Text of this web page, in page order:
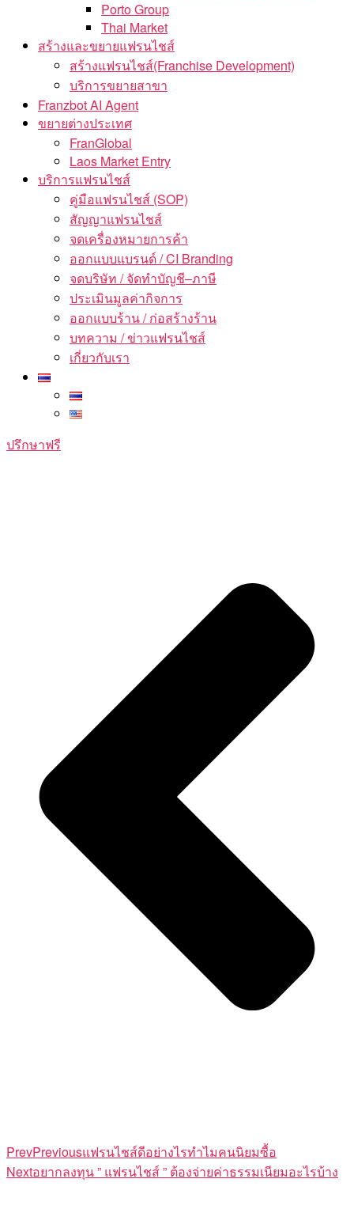
Porto Group
Thai Market
สร้างและขยายแฟรนไชส์
สร้างแฟรนไชส์(Franchise Development)
บริการขยายสาขา
Franzbot AI Agent
ขยายต่างประเทศ
FranGlobal
Laos Market Entry
บริการแฟรนไชส์
คู่มือแฟรนไชส์ (SOP)
สัญญาแฟรนไชส์
จดเครื่องหมายการค้า
ออกแบบแบรนด์ / CI Branding
จดบริษัท / จัดทำบัญชี–ภาษี
ประเมินมูลค่ากิจการ
ออกแบบร้าน / ก่อสร้างร้าน
บทความ / ข่าวแฟรนไชส์
เกี่ยวกับเรา
ปรึกษาฟรี
PrevPreviousแฟรนไชส์ดีอย่างไรทำไมคนนิยมซื้อ
Nextอยากลงทุน ” แฟรนไชส์ ” ต้องจ่ายค่าธรรมเนียมอะไรบ้าง